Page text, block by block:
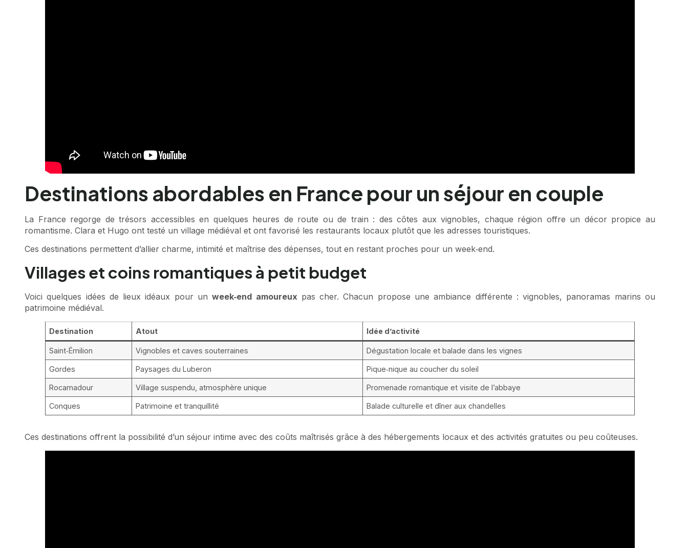
Destinations abordables en France pour un séjour en couple
La France regorge de trésors accessibles en quelques heures de route ou de train : des côtes aux vignobles, chaque région offre un décor propice au
romantisme. Clara et Hugo ont testé un village médiéval et ont favorisé les restaurants locaux plutôt que les adresses touristiques.
Ces destinations permettent d’allier charme, intimité et maîtrise des dépenses, tout en restant proches pour un week‑end.
Villages et coins romantiques à petit budget
Voici quelques idées de lieux idéaux pour unweek‑end amoureux pas cher. Chacun propose une ambiance différente : vignobles, panoramas marins ou
patrimoine médiéval.
Destination Atout Idée d’activité
Saint‑Émilion Vignobles et caves souterraines Dégustation locale et balade dans les vignes
Gordes Paysages du Luberon Pique‑nique au coucher du soleil
Rocamadour Village suspendu, atmosphère unique Promenade romantique et visite de l’abbaye
Conques Patrimoine et tranquillité Balade culturelle et dîner aux chandelles
Ces destinations offrent la possibilité d’un séjour intime avec des coûts maîtrisés grâce à des hébergements locaux et des activités gratuites ou peu coûteuses.